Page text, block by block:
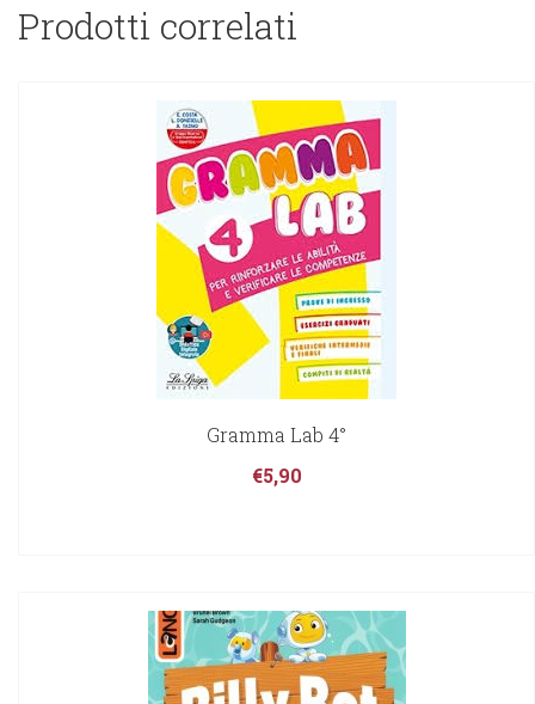
Prodotti correlati
Gramma Lab 4°
€5,90